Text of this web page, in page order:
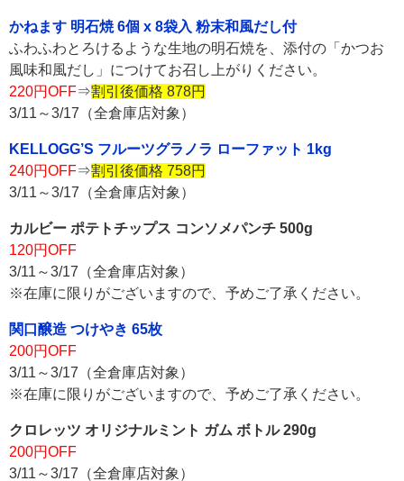
かねます 明石焼 6個 x 8袋入 粉末和風だし付
ふわふわとろけるような生地の明石焼を、添付の「かつお
風味和風だし」につけてお召し上がりください。
220円OFF⇒割引後価格 878円
3/11～3/17（全倉庫店対象）
KELLOGG’S フルーツグラノラ ローファット 1kg
240円OFF⇒割引後価格 758円
3/11～3/17（全倉庫店対象）
カルビー ポテトチップス コンソメパンチ 500g
120円OFF
3/11～3/17（全倉庫店対象）
※在庫に限りがございますので、予めご了承ください。
関口醸造 つけやき 65枚
200円OFF
3/11～3/17（全倉庫店対象）
※在庫に限りがございますので、予めご了承ください。
クロレッツ オリジナルミント ガム ボトル 290g
200円OFF
3/11～3/17（全倉庫店対象）